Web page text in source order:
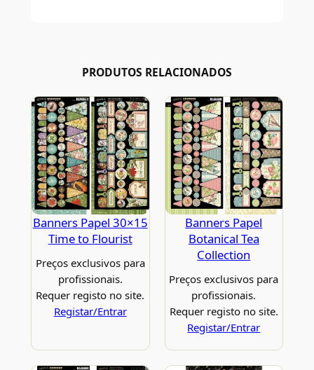
PRODUTOS RELACIONADOS
Banners Papel 30×15
Time to Flourist
Preços exclusivos para
profissionais.
Requer registo no site.
Registar/Entrar
Banners Papel
Botanical Tea
Collection
Preços exclusivos para
profissionais.
Requer registo no site.
Registar/Entrar